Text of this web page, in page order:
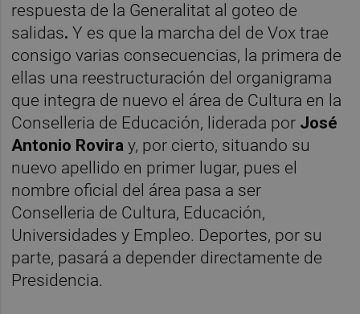
respuesta de la Generalitat al goteo de
salidas.Y es que la marcha del de Vox trae
consigo varias consecuencias, la primera de
ellas una reestructuración del organigrama
que integra de nuevo el área de Cultura en la
Conselleria de Educación, liderada por José
Antonio Rovira y, por cierto, situando su
nuevo apellido en primer lugar, pues el
nombre oficial del área pasa a ser
Conselleria de Cultura, Educación,
Universidades y Empleo. Deportes, por su
parte, pasará a depender directamente de
Presidencia.